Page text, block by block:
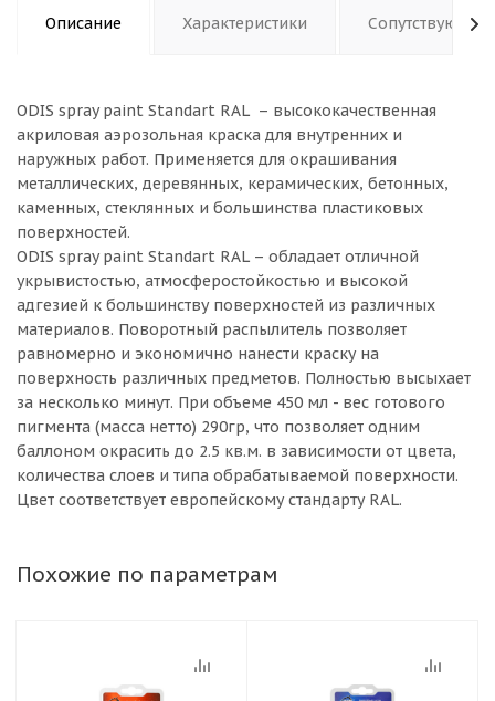
Описание Характеристики
ODIS spray paint Standart RAL – высококачественная
акриловая аэрозольная краска для внутренних и
наружных работ. Применяется для окрашивания
металлических, деревянных, керамических, бетонных,
каменных, стеклянных и большинства пластиковых
поверхностей.
ODIS spray paint Standart RAL – обладает отличной
укрывистостью, атмосферостойкостью и высокой
адгезией к большинству поверхностей из различных
материалов. Поворотный распылитель позволяет
равномерно и экономично нанести краску на
поверхность различных предметов. Полностью высыхает
за несколько минут. При объеме 450 мл - вес готового
пигмента (масса нетто) 290гр, что позволяет одним
баллоном окрасить до 2.5 кв.м. в зависимости от цвета,
количества слоев и типа обрабатываемой поверхности.
Цвет соответствует европейскому стандарту RAL.
Похожие по параметрам